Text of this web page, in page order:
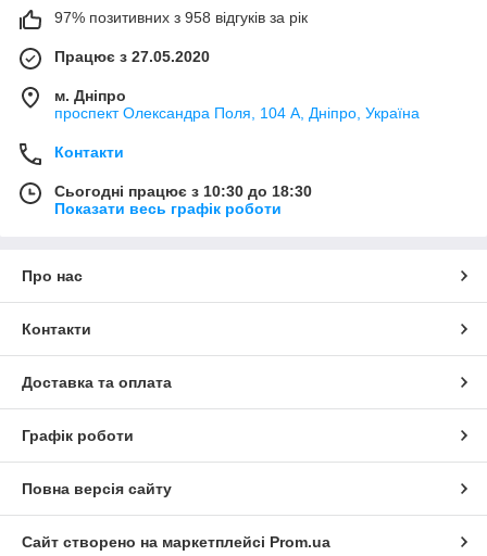
97% позитивних з 958 відгуків за рік
Працює з 27.05.2020
м. Дніпро
проспект Олександра Поля, 104 А, Дніпро, Україна
Контакти
Сьогодні працює з 10:30 до 18:30
Показати весь графік роботи
Про нас
Контакти
Доставка та оплата
Графік роботи
Повна версія сайту
Сайт створено на маркетплейсі Prom.ua